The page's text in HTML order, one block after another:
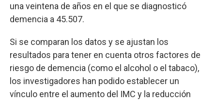
una veintena de años en el que se diagnosticó
demencia a 45.507.
Si se comparan los datos y se ajustan los
resultados para tener en cuenta otros factores de
riesgo de demencia (como el alcohol o el tabaco),
los investigadores han podido establecer un
vínculo entre el aumento del IMC y la reducción